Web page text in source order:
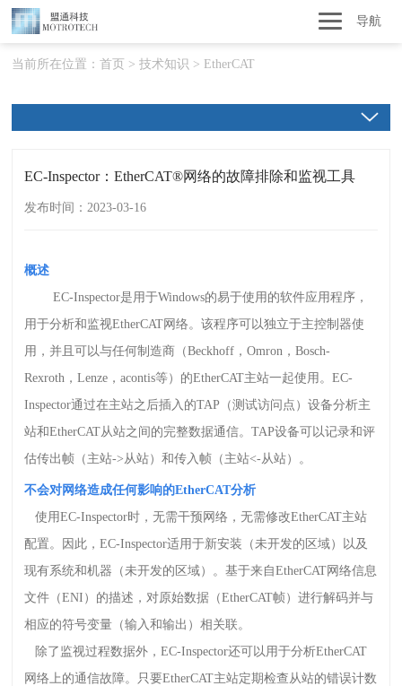
导航
当前所在位置：首页 >技术知识 > EtherCAT
EC-Inspector：EtherCAT®网络的故障排除和监视工具
发布时间：2023-03-16
概述
EC-Inspector是用于Windows的易于使用的软件应用程序，
用于分析和监视EtherCAT网络。该程序可以独立于主控制器使
用，并且可以与任何制造商（Beckhoff ，Omron ，Bosch-
Rexroth ，Lenze ，acontis等）的EtherCAT主站一起使用。EC-
Inspector通过在主站之后插入的TAP （测试访问点）设备分析主
站和EtherCAT从站之间的完整数据通信。TAP设备可以记录和评
估传出帧（主站->从站）和传入帧（主站<-从站）。
不会对网络造成任何影响的EtherCAT分析
使用EC-Inspector时，无需干预网络，无需修改EtherCAT主站
配置。因此，EC-Inspector适用于新安装（未开发的区域）以及
现有系统和机器（未开发的区域）。基于来自EtherCAT网络信息
文件（ENI ）的描述，对原始数据（EtherCAT帧）进行解码并与
相应的符号变量（输入和输出）相关联。
除了监视过程数据外，EC-Inspector还可以用于分析EtherCAT
网络上的通信故障。只要EtherCAT主站定期检查从站的错误计数